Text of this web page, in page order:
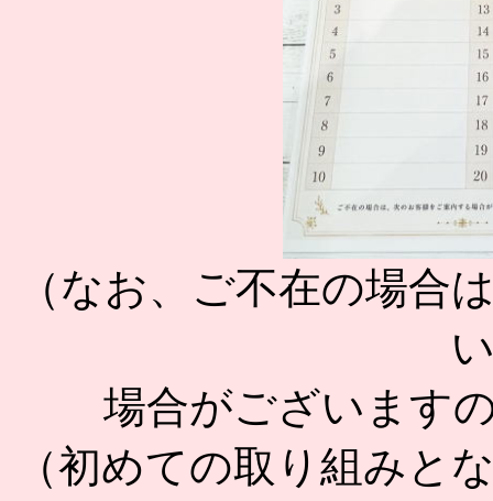
（なお、ご不在の場合
場合がございます
（初めての取り組みと